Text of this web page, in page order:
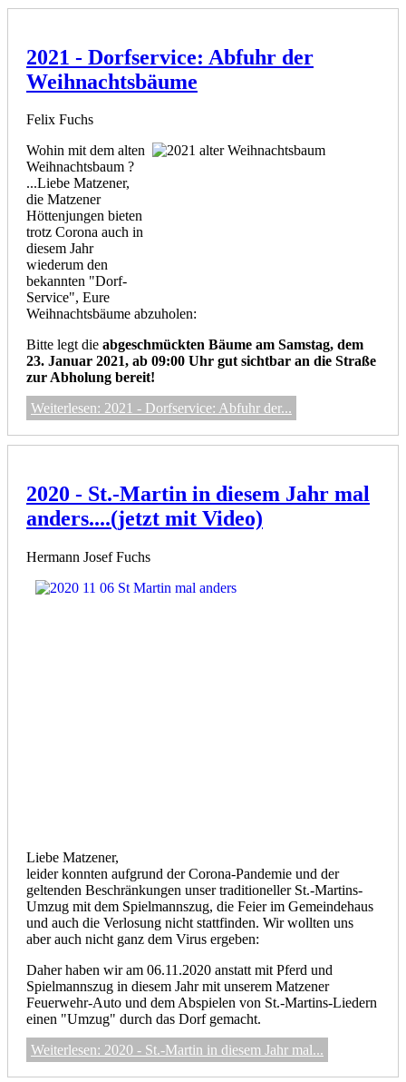
2021 - Dorfservice: Abfuhr der
Weihnachtsbäume
Felix Fuchs
Wohin mit dem alten
Weihnachtsbaum ?
...Liebe Matzener,
die Matzener
Höttenjungen bieten
trotz Corona auch in
diesem Jahr
wiederum den
bekannten "Dorf-
Service", Eure
Weihnachtsbäume abzuholen:
Bitte legt die abgeschmückten Bäume am Samstag, dem
23. Januar 2021, ab 09:00 Uhr gut sichtbar an die Straße
zur Abholung bereit!
Weiterlesen: 2021 - Dorfservice: Abfuhr der...
2020 - St.-Martin in diesem Jahr mal
anders....(jetzt mit Video)
Hermann Josef Fuchs
Liebe Matzener,
leider konnten aufgrund der Corona-Pandemie und der
geltenden Beschränkungen unser traditioneller St.-Martins-
Umzug mit dem Spielmannszug, die Feier im Gemeindehaus
und auch die Verlosung nicht stattfinden. Wir wollten uns
aber auch nicht ganz dem Virus ergeben:
Daher haben wir am 06.11.2020 anstatt mit Pferd und
Spielmannszug in diesem Jahr mit unserem Matzener
Feuerwehr-Auto und dem Abspielen von St.-Martins-Liedern
einen "Umzug" durch das Dorf gemacht.
Weiterlesen: 2020 - St.-Martin in diesem Jahr mal...